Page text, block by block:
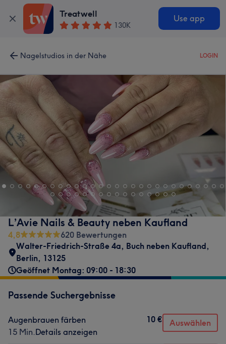
Treatwell
130K
Use app
Nagelstudios in der Nähe LOGIN
L’Avie Nails & Beauty neben Kaufland
4,8
620 Bewertungen
Walter-Friedrich-Straße 4a, Buch neben Kaufland,
Berlin, 13125
Geöffnet Montag: 09:00 - 18:30
Passende Suchergebnisse
Augenbrauen färben
15 Min.Details anzeigen
10 € Auswählen